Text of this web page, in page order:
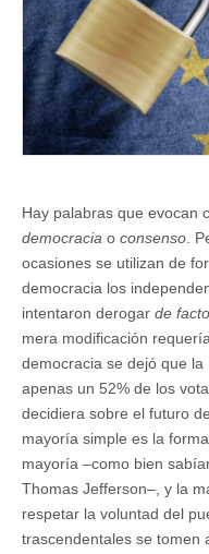
Hay palabras que evocan
democracia o consenso .
ocasiones se utilizan de
democracia los
intentaron derogar de facto
mera modificación
democracia se dejó que
apenas un 52% de los
decidiera sobre el futuro
mayoría simple es la
mayoría –como bien
Thomas Jefferson–, y la
respetar la voluntad del
trascendentales se tomen